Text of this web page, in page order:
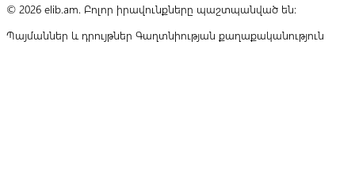
© 2026 elib.am. Բոլոր իրավունքները պաշտպանված են:
Պայմաններ և դրույթներ Գաղտնիության քաղաքականություն